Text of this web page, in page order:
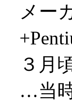
メー
３月
…当